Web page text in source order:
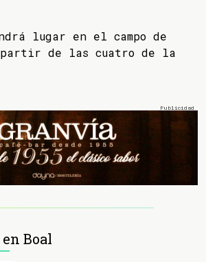
lugar en el campo de
de las cuatro de la
Boal